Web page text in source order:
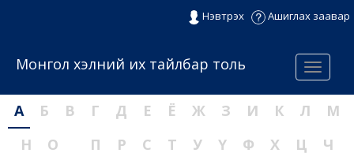
Нэвтрэх Ашиглах заавар
Menu
Монгол хэлний их тайлбар толь
А Б В Г Д Е Ё Ж З И К Л
М
Н
О П Р С Т У Ү Ф Х Ц
Ч